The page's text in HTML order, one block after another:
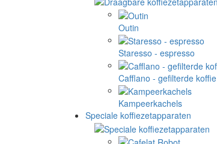
Outin
Staresso - espresso
Cafflano - gefilterde koffie
Kampeerkachels
Speciale koffiezetapparaten